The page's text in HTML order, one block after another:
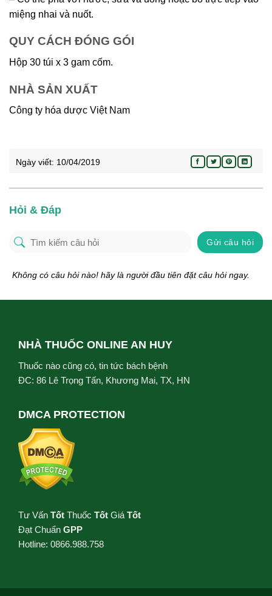
miệng nhai và nuốt.
QUY CÁCH ĐÓNG GÓI
Hộp 30 túi x 3 gam cốm.
NHÀ SẢN XUẤT
Công ty hóa dược Việt Nam
Ngày viết: 10/04/2019
Hỏi & Đáp
Gửi câu hỏi
Không có câu hỏi nào! hãy là người đầu tiên đặt câu hỏi ngay.
NHÀ THUỐC ONLINE AN HUY
Thuốc nào cũng có, tin tức bách bệnh
ĐC: 86 Lê Trọng Tấn, Khương Mai, TX, HN
DMCA PROTECTION
Tư Vấn Tốt Thuốc Tốt Giá Tốt
Đạt Chuẩn GPP
Hotline: 0866.988.758